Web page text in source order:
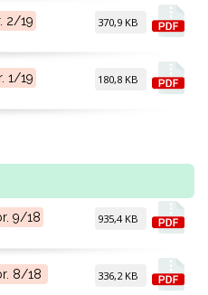
2/19 370,9 KB
1/19 180,8 KB
9/18 935,4 KB
8/18 336,2 KB